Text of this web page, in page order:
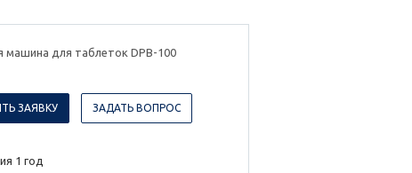
машина для таблеток DPB-100
ЗАЯВКУ ЗАДАТЬ ВОПРОС
1 год